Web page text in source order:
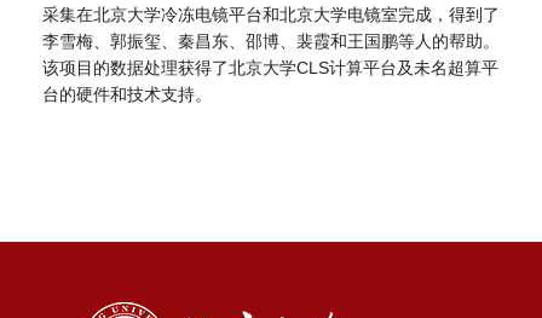
采集在北京大学冷冻电镜平台和北京大学电镜室完成，得到了
李雪梅、郭振玺、秦昌东、邵博、裴霞和王国鹏等人的帮助。
该项目的数据处理获得了北京大学CLS计算平台及未名超算平
台的硬件和技术支持。